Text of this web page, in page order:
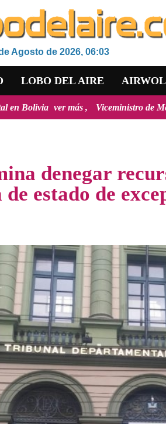
Agosto de 2026, 06:03
LOBO DEL AIRE
Viceministro de Medio Ambiente,
denegar
estado de